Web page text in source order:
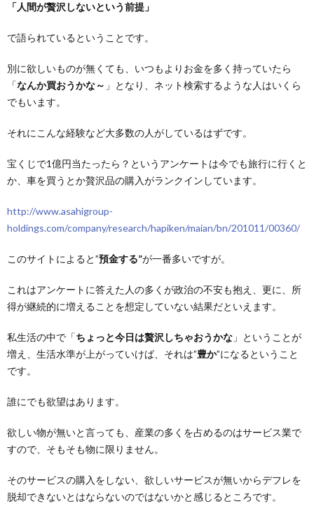
「人間が贅沢しないという前提」
で語られているということです。
別に欲しいものが無くても、いつもよりお金を多く持っていたら
「なんか買おうかな～ 」となり、ネット検索するような人はいくら
でもいます。
それにこんな経験など大多数の人がしているはずです。
宝くじで1億円当たったら？というアンケートは今でも旅行に行くと
か、車を買うとか贅沢品の購入がランクインしています。
http://www.asahigroup-
holdings.com/company/research/hapiken/maian/bn/201011/00360/
このサイトによると”預金する”が一番多いですが。
これはアンケートに答えた人の多くが政治の不安も抱え、更に、所
得が継続的に増えることを想定していない結果だといえます。
私生活の中で「ちょっと今日は贅沢しちゃおうかな 」ということが
増え、生活水準が上がっていけば、それは”豊か”になるということ
です。
誰にでも欲望はあります。
欲しい物が無いと言っても、産業の多くを占めるのはサービス業で
すので、そもそも物に限りません。
そのサービスの購入をしない、欲しいサービスが無いからデフレを
脱却できないとはならないのではないかと感じるところです。